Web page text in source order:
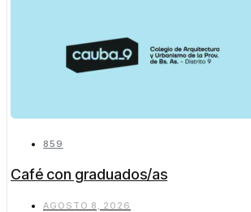
859
Café con graduados/as
AGOSTO 8, 2026